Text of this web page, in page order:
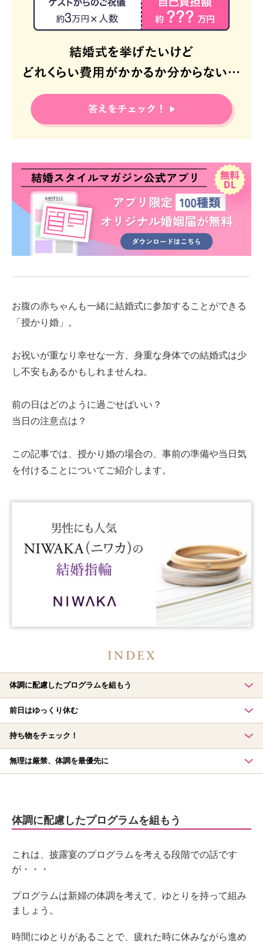
お腹の赤ちゃんも一緒に結婚式に参加することができる
「授かり婚」。
お祝いが重なり幸せな一方、身重な身体での結婚式は少
し不安もあるかもしれませんね。
前の日はどのように過ごせばいい？
当日の注意点は？
この記事では、授かり婚の場合の、事前の準備や当日気
を付けることについてご紹介します。
体調に配慮したプログラムを組もう
前日はゆっくり休む
持ち物をチェック！
無理は厳禁、体調を最優先に
体調に配慮したプログラムを組もう
これは、披露宴のプログラムを考える段階での話です
が・・・
プログラムは新婦の体調を考えて、ゆとりを持って組み
ましょう。
時間にゆとりがあることで、疲れた時に休みながら進め